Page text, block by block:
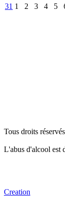
31 1 2 3 4 5
Tous droits
L'abus d'alcool est
Creation